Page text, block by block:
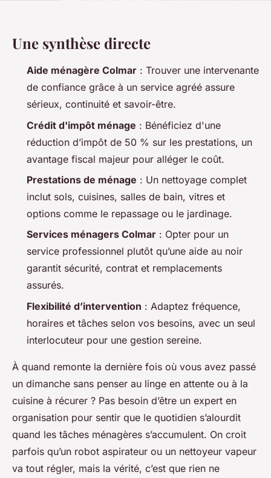
Une synthèse directe
Aide ménagère Colmar : Trouver une intervenante
de confiance grâce à un service agréé assure
sérieux, continuité et savoir-être.
Crédit d'impôt ménage : Bénéficiez d'une
réduction d’impôt de 50 % sur les prestations, un
avantage fiscal majeur pour alléger le coût.
Prestations de ménage : Un nettoyage complet
inclut sols, cuisines, salles de bain, vitres et
options comme le repassage ou le jardinage.
Services ménagers Colmar : Opter pour un
service professionnel plutôt qu’une aide au noir
garantit sécurité, contrat et remplacements
assurés.
Flexibilité d’intervention : Adaptez fréquence,
horaires et tâches selon vos besoins, avec un seul
interlocuteur pour une gestion sereine.
À quand remonte la dernière fois où vous avez passé
un dimanche sans penser au linge en attente ou à la
cuisine à récurer ? Pas besoin d’être un expert en
organisation pour sentir que le quotidien s’alourdit
quand les tâches ménagères s’accumulent. On croit
parfois qu’un robot aspirateur ou un nettoyeur vapeur
va tout régler, mais la vérité, c’est que rien ne